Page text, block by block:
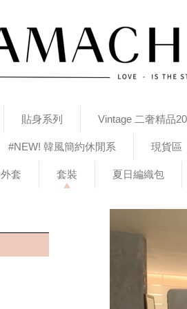
貼身系列 Vintage 二奢精品
#NEW! 韓風簡約休閒系 現貨區
外套 套裝 夏日編織包